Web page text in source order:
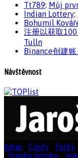
Tt789: Můj
Indian Lottery:
Bohumil
注册以获取100
Tulln
Binance创建账
Návštěvnost
Katar Cesty Fotky
Stavba domku